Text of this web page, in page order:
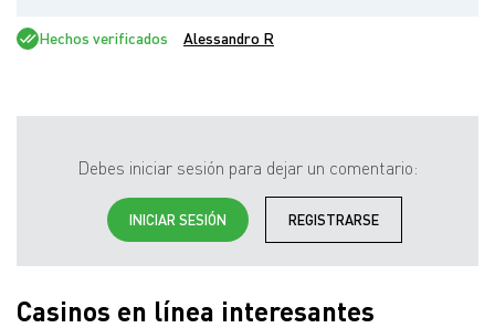
Hechos verificados Alessandro R
Debes iniciar sesión para dejar un comentario:
INICIAR SESIÓN REGISTRARSE
Casinos en línea interesantes